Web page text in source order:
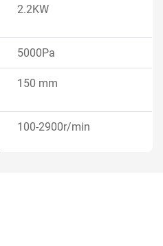
2.2KW
5000Pa
150 mm
100-2900r/min